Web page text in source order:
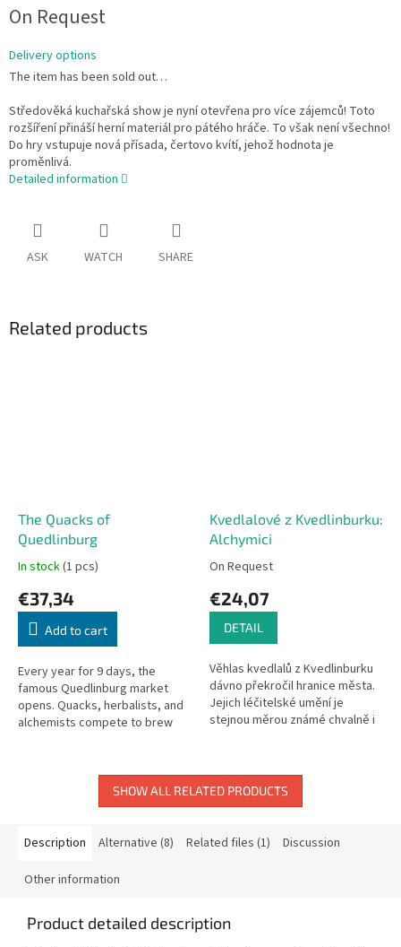
price:
On Request
Delivery options
The item has been sold out…
Středověká kuchařská show je nyní otevřena pro více zájemců! Toto
rozšíření přináší herní materiál pro pátého hráče. To však není všechno!
Do hry vstupuje nová přísada, čertovo kvítí, jehož hodnota je
proměnlivá.
Detailed information
ASK WATCH SHARE
Related products
The Quacks of
Quedlinburg
In stock(1 pcs)
€37,34
Add to cart
Every year for 9 days, the
famous Quedlinburg market
opens. Quacks, herbalists, and
alchemists compete to brew
Kvedlalové z Kvedlinburku:
Alchymici
On Request
€24,07
DETAIL
Věhlas kvedlalů z Kvedlinburku
dávno překročil hranice města.
Jejich léčitelské umění je
stejnou měrou známé chvalně i
i...
SHOW ALL RELATED PRODUCTS
Description Alternative (8) Related files (1) Discussion
Other information
Product detailed description